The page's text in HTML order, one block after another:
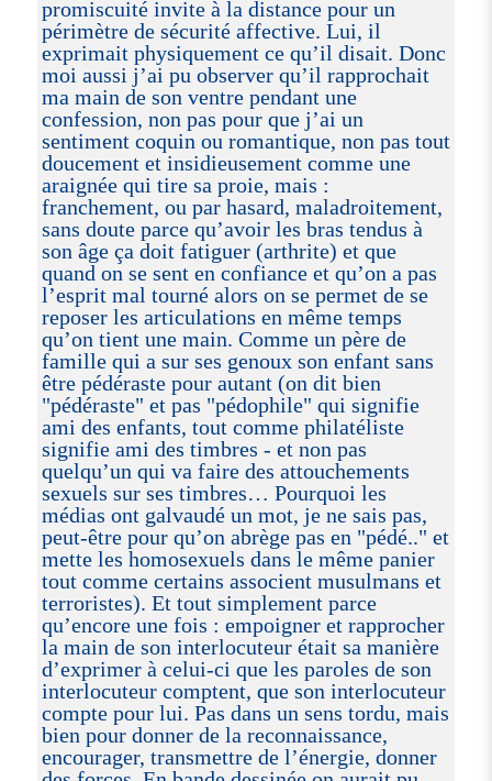
promiscuité invite à la distance pour un
périmètre de sécurité affective. Lui, il
exprimait physiquement ce qu’il disait. Donc
moi aussi j’ai pu observer qu’il rapprochait
ma main de son ventre pendant une
confession, non pas pour que j’ai un
sentiment coquin ou romantique, non pas tout
doucement et insidieusement comme une
araignée qui tire sa proie, mais :
franchement, ou par hasard, maladroitement,
sans doute parce qu’avoir les bras tendus à
son âge ça doit fatiguer (arthrite) et que
quand on se sent en confiance et qu’on a pas
l’esprit mal tourné alors on se permet de se
reposer les articulations en même temps
qu’on tient une main. Comme un père de
famille qui a sur ses genoux son enfant sans
être pédéraste pour autant (on dit bien
"pédéraste" et pas "pédophile" qui signifie
ami des enfants, tout comme philatéliste
signifie ami des timbres - et non pas
quelqu’un qui va faire des attouchements
sexuels sur ses timbres… Pourquoi les
médias ont galvaudé un mot, je ne sais pas,
peut-être pour qu’on abrège pas en "pédé.." et
mette les homosexuels dans le même panier
tout comme certains associent musulmans et
terroristes). Et tout simplement parce
qu’encore une fois : empoigner et rapprocher
la main de son interlocuteur était sa manière
d’exprimer à celui-ci que les paroles de son
interlocuteur comptent, que son interlocuteur
compte pour lui. Pas dans un sens tordu, mais
bien pour donner de la reconnaissance,
encourager, transmettre de l’énergie, donner